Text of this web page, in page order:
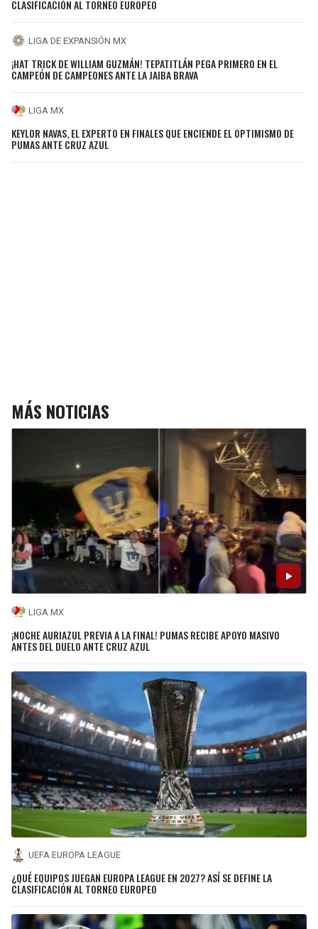
CLASIFICACIÓN AL TORNEO EUROPEO
LIGA DE EXPANSIÓN MX
¡HAT TRICK DE WILLIAM GUZMÁN! TEPATITLÁN PEGA PRIMERO EN EL
CAMPEÓN DE CAMPEONES ANTE LA JAIBA BRAVA
LIGA MX
KEYLOR NAVAS, EL EXPERTO EN FINALES QUE ENCIENDE EL OPTIMISMO DE
PUMAS ANTE CRUZ AZUL
MÁS NOTICIAS
LIGA MX
¡NOCHE AURIAZUL PREVIA A LA FINAL! PUMAS RECIBE APOYO MASIVO
ANTES DEL DUELO ANTE CRUZ AZUL
UEFA EUROPA LEAGUE
¿QUÉ EQUIPOS JUEGAN EUROPA LEAGUE EN 2027? ASÍ SE DEFINE LA
CLASIFICACIÓN AL TORNEO EUROPEO